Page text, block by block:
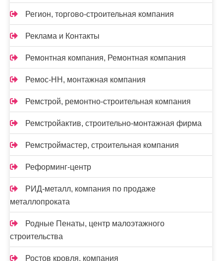
Регион, торгово-строительная компания
Реклама и Контакты
Ремонтная компания, Ремонтная компания
Ремос-НН, монтажная компания
Ремстрой, ремонтно-строительная компания
Ремстройактив, строительно-монтажная фирма
Ремстроймастер, строительная компания
Реформинг-центр
РИД-металл, компания по продаже
металлопроката
Родные Пенаты, центр малоэтажного
строительства
Ростов кровля, компания